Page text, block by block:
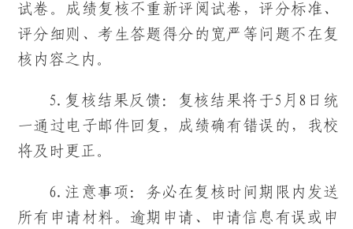
试卷。成绩复核不重新评阅试卷，评分标准、
评分细则、考生答题得分的宽严等问题不在复
核内容之内。
5.复核结果反馈：复核结果将于5月8日统
一通过电子邮件回复，成绩确有错误的，我校
将及时更正。
6.注意事项：务必在复核时间期限内发送
所有申请材料。逾期申请、申请信息有误或申